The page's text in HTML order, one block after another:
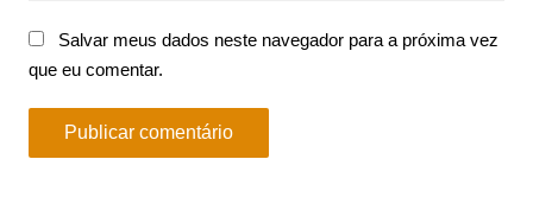
Salvar meus dados neste navegador para a próxima vez
que eu comentar.